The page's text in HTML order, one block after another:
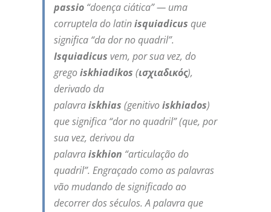
passio “doença ciática” — uma
corruptela do latinisquiadicus que
significa “da dor no quadril”.
Isquiadicus vem, por sua vez, do
gregoiskhiadikos (ισχιαδικός),
derivado da
palavraiskhias (genitivoiskhiados)
que significa “dor no quadril” (que, por
sua vez, derivou da
palavraiskhion “articulação do
quadril”. Engraçado como as palavras
vão mudando de significado ao
decorrer dos séculos. A palavra que